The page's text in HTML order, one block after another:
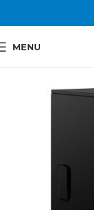
MENU